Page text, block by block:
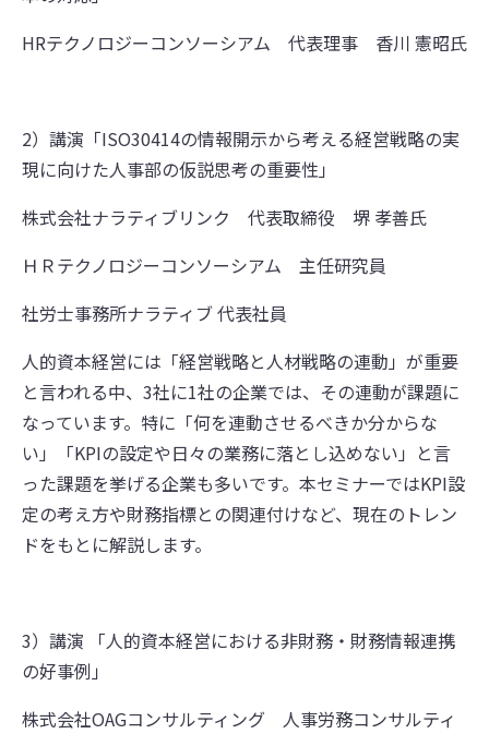
HRテクノロジーコンソーシアム 代表理事 香川 憲昭氏
2）講演「ISO30414の情報開示から考える経営戦略の実
現に向けた人事部の仮説思考の重要性」
株式会社ナラティブリンク 代表取締役 堺 孝善氏
ＨＲテクノロジーコンソーシアム 主任研究員
社労士事務所ナラティブ 代表社員
人的資本経営には「経営戦略と人材戦略の連動」が重要
と言われる中、3社に1社の企業では、その連動が課題に
なっています。特に「何を連動させるべきか分からな
い」「KPIの設定や日々の業務に落とし込めない」と言
った課題を挙げる企業も多いです。本セミナーではKPI設
定の考え方や財務指標との関連付けなど、現在のトレン
ドをもとに解説します。
3）講演 「人的資本経営における非財務・財務情報連携
の好事例」
株式会社OAGコンサルティング 人事労務コンサルティ